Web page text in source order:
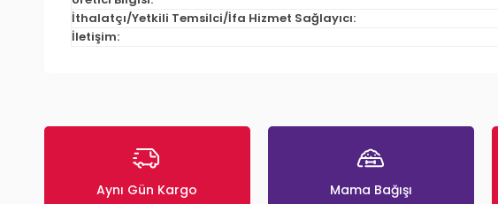
İthalatçı/Yetkili Temsilci/İfa Hizmet Sağlayıcı:
İletişim:
Aynı Gün Kargo Mama Bağışı